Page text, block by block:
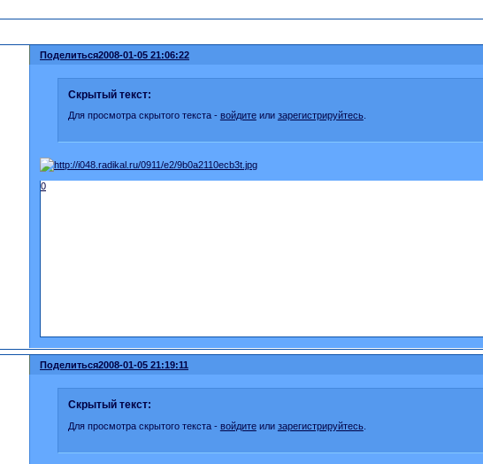
Поделиться2008-01-05 21:06:22
Скрытый текст:
Для просмотра скрытого текста - войдитеили зарегистрируйтесь.
0
Поделиться2008-01-05 21:19:11
Скрытый текст:
Для просмотра скрытого текста - войдитеили зарегистрируйтесь.